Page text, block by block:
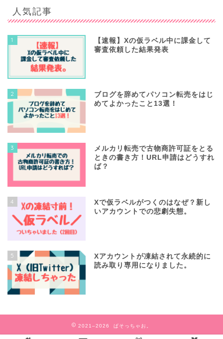
人気記事
1
【速報】Xの仮ラベル中に課金して
審査依頼した結果発表
2
ブログを辞めてパソコン転売をはじ
めてよかったこと13選！
3
メルカリ転売で古物商許可証をとる
ときの書き方！URL申請はどうすれ
ば？
4
Xで仮ラベルがつくのはなぜ？新し
いアカウントでの悲劇失態。
5
Xアカウントが凍結されて永続的に
読み取り専用になりました。
2021–2026 ぱそっちゃお。